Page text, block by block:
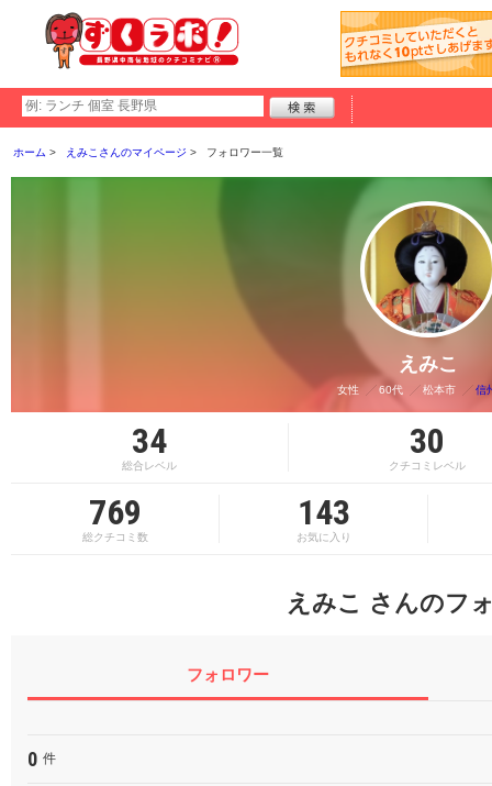
ホーム えみこさんのマイページ フォロワー一覧
えみこ
女性 60代 松本市 信
34
総合レベル
30
クチコミレベル
769
総クチコミ数
143
お気に入り
えみこ さんのフ
フォロワー
0 件